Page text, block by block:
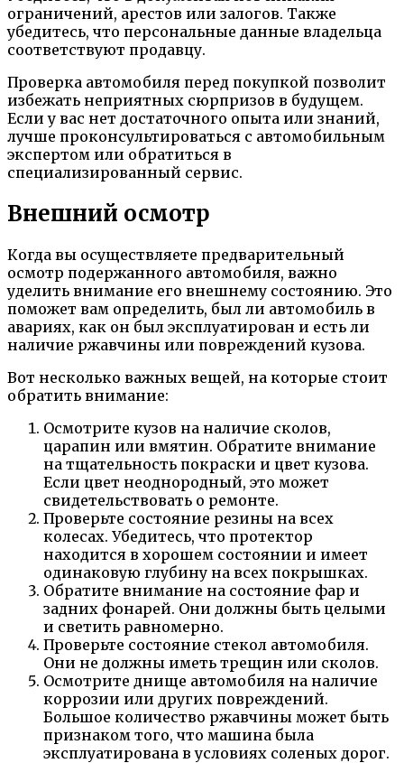
ограничений, арестов или залогов. Также
убедитесь, что персональные данные владельца
соответствуют продавцу.
Проверка автомобиля перед покупкой позволит
избежать неприятных сюрпризов в будущем.
Если у вас нет достаточного опыта или знаний,
лучше проконсультироваться с автомобильным
экспертом или обратиться в
специализированный сервис.
Внешний осмотр
Когда вы осуществляете предварительный
осмотр подержанного автомобиля, важно
уделить внимание его внешнему состоянию. Это
поможет вам определить, был ли автомобиль в
авариях, как он был эксплуатирован и есть ли
наличие ржавчины или повреждений кузова.
Вот несколько важных вещей, на которые стоит
обратить внимание:
Осмотрите кузов на наличие сколов,
царапин или вмятин. Обратите внимание
на тщательность покраски и цвет кузова.
Если цвет неоднородный, это может
свидетельствовать о ремонте.
Проверьте состояние резины на всех
колесах. Убедитесь, что протектор
находится в хорошем состоянии и имеет
одинаковую глубину на всех покрышках.
Обратите внимание на состояние фар и
задних фонарей. Они должны быть целыми
и светить равномерно.
Проверьте состояние стекол автомобиля.
Они не должны иметь трещин или сколов.
Осмотрите днище автомобиля на наличие
коррозии или других повреждений.
Большое количество ржавчины может быть
признаком того, что машина была
эксплуатирована в условиях соленых дорог.